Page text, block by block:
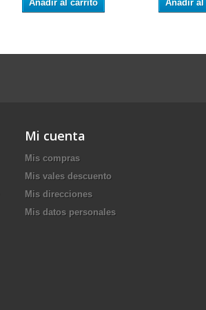
Añadir al carrito Añadir
Mi cuenta
Mis compras
Mis vales descuento
Mis direcciones
Mis datos personales